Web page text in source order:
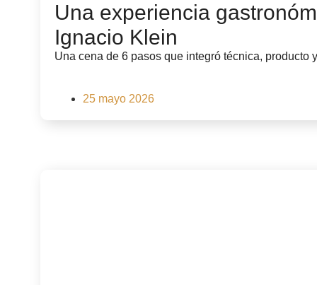
Una experiencia
Ignacio Klein
Una cena de 6 pasos que integró técnica, producto
25 mayo 2026